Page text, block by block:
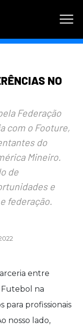
NO
Federação
com o Footure,
do
Mineiro.
de
e
federação.
entre
Futebol na
para profissionais
nosso lado,